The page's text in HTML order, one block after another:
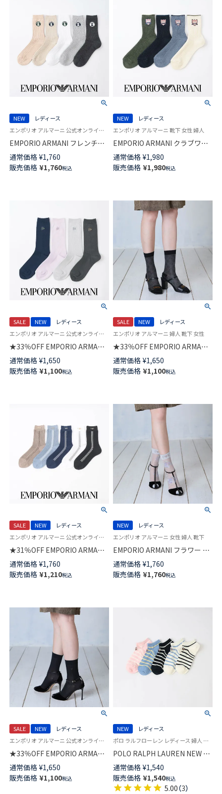
NEW
レディース
エンポリオ アルマーニ 公式オンラインショップ 婦人 靴下 女性
EMPORIO ARMANI フレンチブ
ルドッグ リブ クルー丈 ソック
ス レディース 日本製 03447107
通常価格 ¥1,760
販売価格 ¥1,760税込
NEW
レディース
エンポリオ アルマーニ 靴下 女性 婦人
EMPORIO ARMANI クラブワッ
ペン クルー丈 ソックス レディ
ース 日本製 03447106
通常価格 ¥1,980
販売価格 ¥1,980税込
SALE NEW
レディース
エンポリオ アルマーニ 公式オンラインショップ 婦人靴下 女性
★33％OFF EMPORIO ARMANI
EAストーン刺しゅう クルー丈
ソックス レディース 日本製
03447105
通常価格 ¥1,650
販売価格 ¥1,100税込
SALE NEW
レディース
エンポリオ アルマーニ 婦人 靴下 女性
★33％OFF EMPORIO ARMANI
イーグル ジャガード クルー丈
ソックス レディース 日本製
03447103
通常価格 ¥1,650
販売価格 ¥1,100税込
SALE NEW
レディース
エンポリオ アルマーニ 公式オンラインショップ 婦人 靴下
★31％OFF EMPORIO ARMANI
アイレット ストライプ クルー
丈 ソックス レディース 日本製
03447102
通常価格 ¥1,760
販売価格 ¥1,210税込
NEW
レディース
エンポリオ アルマーニ 女性 婦人 靴下
EMPORIO ARMANI フラワー シ
アー クルー丈 ソックス レディ
ース 日本製 03447101
通常価格 ¥1,760
販売価格 ¥1,760税込
SALE NEW
レディース
エンポリオ アルマーニ 公式オンラインショップ 婦人 靴下
★33％OFF EMPORIO ARMANI
ラメ リブ クルー丈 ソックス レ
ディース 日本製 03447100
通常価格 ¥1,650
販売価格 ¥1,100税込
NEW
レディース
ポロ ラルフローレン レディース 婦人 女性 靴下 カジュアル 2026SS
POLO RALPH LAUREN NEW ST.
JAMES ボーダースニーカー丈
ソックス 03207830
通常価格 ¥1,540
販売価格 ¥1,540税込
5.00（3）